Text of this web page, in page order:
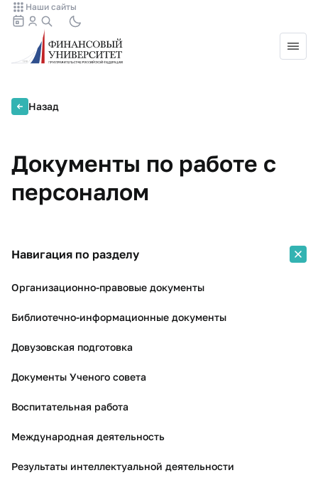
Наши сайты
Назад
Документы по работе с
персоналом
Навигация по разделу
Организационно-правовые документы
Библиотечно-информационные документы
Довузовская подготовка
Документы Ученого совета
Воспитательная работа
Международная деятельность
Результаты интеллектуальной деятельности